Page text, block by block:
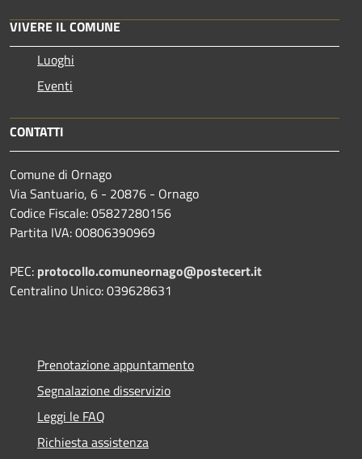
VIVERE IL COMUNE
Luoghi
Eventi
CONTATTI
Comune di Ornago
Via Santuario, 6 - 20876 - Ornago
Codice Fiscale: 05827280156
Partita IVA: 00806390969
PEC: protocollo.comuneornago@postecert.it
Centralino Unico: 039628631
Prenotazione appuntamento
Segnalazione disservizio
Leggi le FAQ
Richiesta assistenza